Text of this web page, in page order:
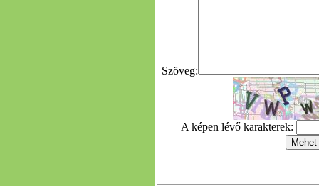
Szöveg:
A képen lévő karakterek: